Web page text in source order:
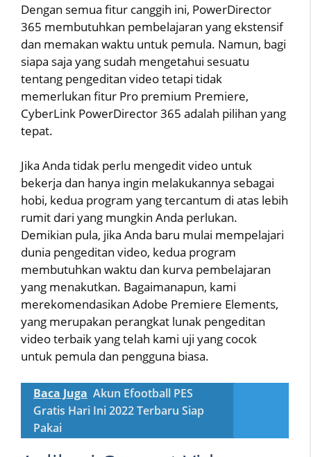
Dengan semua fitur canggih ini, PowerDirector
365 membutuhkan pembelajaran yang ekstensif
dan memakan waktu untuk pemula. Namun, bagi
siapa saja yang sudah mengetahui sesuatu
tentang pengeditan video tetapi tidak
memerlukan fitur Pro premium Premiere,
CyberLink PowerDirector 365 adalah pilihan yang
tepat.
Jika Anda tidak perlu mengedit video untuk
bekerja dan hanya ingin melakukannya sebagai
hobi, kedua program yang tercantum di atas lebih
rumit dari yang mungkin Anda perlukan.
Demikian pula, jika Anda baru mulai mempelajari
dunia pengeditan video, kedua program
membutuhkan waktu dan kurva pembelajaran
yang menakutkan. Bagaimanapun, kami
merekomendasikan Adobe Premiere Elements,
yang merupakan perangkat lunak pengeditan
video terbaik yang telah kami uji yang cocok
untuk pemula dan pengguna biasa.
Baca Juga Akun Efootball PES
Gratis Hari Ini 2022 Terbaru Siap
Pakai